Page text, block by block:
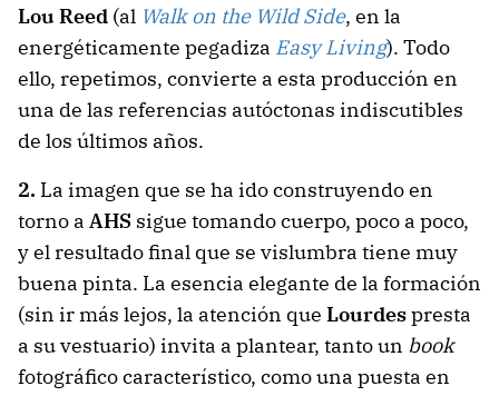
Lou Reed (al Walk on the Wild Side, en la
energéticamente pegadiza Easy Living). Todo
ello, repetimos, convierte a esta producción en
una de las referencias autóctonas indiscutibles
de los últimos años.
2. La imagen que se ha ido construyendo en
torno a AHS sigue tomando cuerpo, poco a poco,
y el resultado final que se vislumbra tiene muy
buena pinta. La esencia elegante de la formación
(sin ir más lejos, la atención que Lourdespresta
a su vestuario) invita a plantear, tanto un book
fotográfico característico, como una puesta en